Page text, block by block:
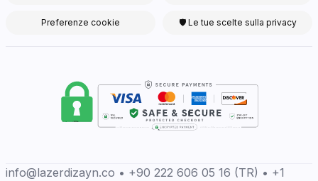
Preferenze cookie 🛡 Le tue scelte sulla privacy
info@lazerdizayn.co • +90 222 606 05 16 (TR) • +1